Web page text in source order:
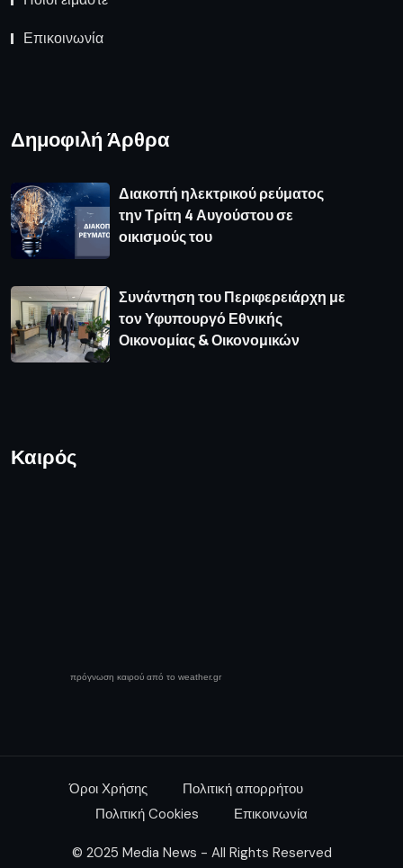
Επικοινωνία
Δημοφιλή Άρθρα
Διακοπή ηλεκτρικού ρεύματος
την Τρίτη 4 Αυγούστου σε
οικισμούς του
Συνάντηση του Περιφερειάρχη με
τον Υφυπουργό Εθνικής
Οικονομίας & Οικονομικών
Καιρός
πρόγνωση καιρού από το weather.gr
Όροι Χρήσης
Πολιτική απορρήτου
Πολιτική Cookies
Επικοινωνία
© 2025 Media News - All Rights Reserved